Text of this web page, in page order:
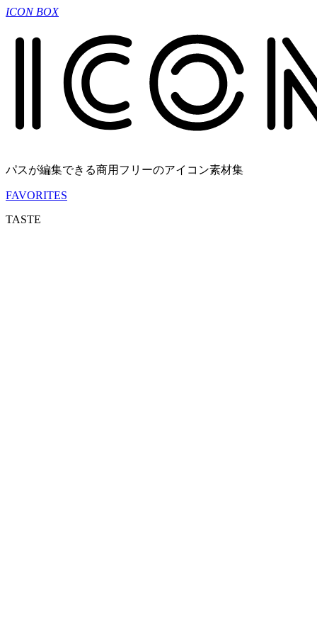
ICON BOX
パスが編集できる商用フリーのアイコン素材集
FAVORITES
TASTE